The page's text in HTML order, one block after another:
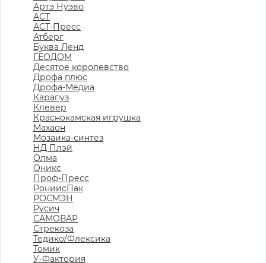
Артэ Нуэво
АСТ
АСТ-Пресс
Атберг
Буква Ленд
ГЕОДОМ
Десятое королевство
Дрофа плюс
Дрофа-Медиа
Карапуз
Клевер
Краснокамская игрушка
Махаон
Мозаика-синтез
НД Плэй
Олма
Оникс
Проф-Пресс
РониисПак
РОСМЭН
Русич
САМОВАР
Стрекоза
Тедико/Флексика
Томик
У-Фактория